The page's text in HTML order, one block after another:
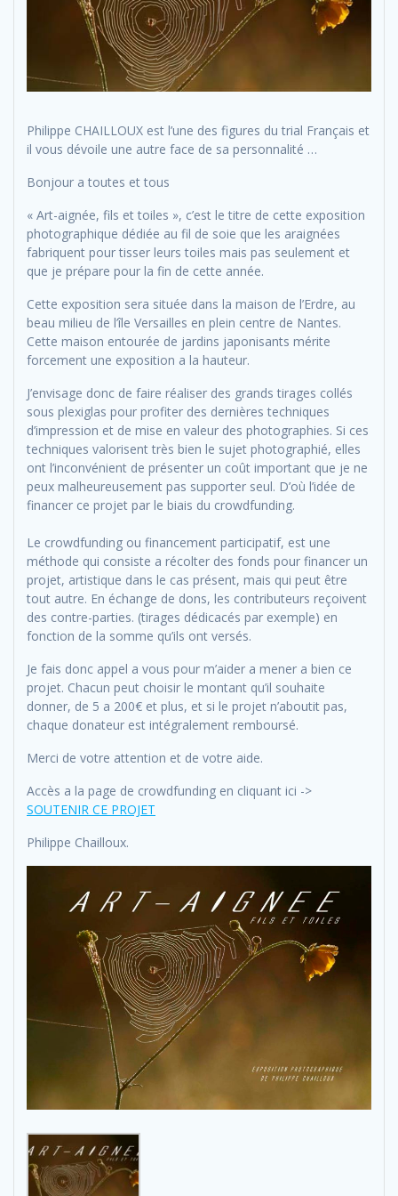
Philippe CHAILLOUX est l’une des figures du trial Français et
il vous dévoile une autre face de sa personnalité …
Bonjour a toutes et tous
« Art-aignée, fils et toiles », c’est le titre de cette exposition​
photographique dédiée au fil de soie que les araignées​ ​
fabriquent pour tisser leurs toiles mais pas seulement et
que je prépare pour​ ​​la fin de cette année.
Cette exposition sera située dans la maison de l’Erdre, au
beau milieu de l’île Versailles en plein centre de Nantes.
Cette maison entourée de jardins japonisants mérite
forcement une exposition a la hauteur.
J’envisage donc de faire réaliser des grands tirages collés
sous plexiglas pour profiter des dernières techniques
d’impression et de mise en valeur des photographies. Si ces
techniques valorisent très bien le sujet photographié, elles
ont l’inconvénient de présenter un coût important que je ne
peux malheureusement pas supporter seul. D’où l’idée de
financer ce projet par le biais du crowdfunding.
Le crowdfunding​ ​ou financement participatif, est une
méthode qui consiste a récolter des fonds​ pour financer​ un
projet, artistique dans le​ ​cas présent, mais qui peut être
tout autre​. ​En échange de dons,​ ​les contributeurs​ ​reçoivent
des contre-parties. (tirages dédicacés par exemple)​ en
fonction de la somme qu’il​s ont versés.​​
Je fais donc appel a vous pour m’aider a mener a bien ce
projet. Chacun peut choisir le montant qu’il souhaite
donner, de 5 a 200€ et plus​, et si le projet n’aboutit pas,
chaque donateur est intégralement remboursé.
Merci de votre attention et de votre aide.
Accès a la page de crowdfunding en cliquant ici ->
SOUTENIR CE PROJET
Philippe Chailloux.